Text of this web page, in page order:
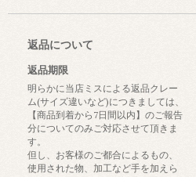
返品について
返品期限
明らかに当店ミスによる返品クレー
ム(サイズ違いなど)につきましては、
【商品到着から7日間以内】のご報告
分についてのみご対応させて頂きま
す。
但し、お客様のご都合によるもの、
使用された物、加工など手を加えら